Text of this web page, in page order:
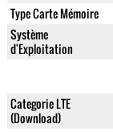
Type Carte Mémoire
Système
d'Exploitation
Categorie LTE
(Download)